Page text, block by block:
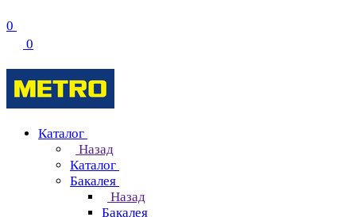
0
0
Каталог
Назад
Каталог
Бакалея
Назад
Бакалея